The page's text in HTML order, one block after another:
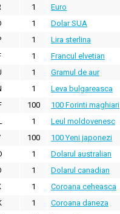
1 Euro
1 Dolar SUA
1 Lira sterlina
1 Francul elvetian
1 Gramul de aur
1 Leva bulgareasca
100 100 Forinti maghiari
1 Leul moldovenesc
100 100 Yeni japonezi
1 Dolarul australian
1 Dolarul canadian
1 Coroana ceheasca
1 Coroana daneza